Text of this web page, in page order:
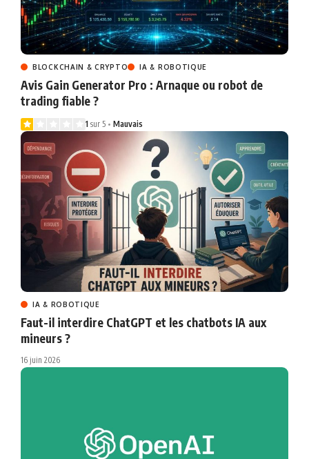
BLOCKCHAIN & CRYPTO IA & ROBOTIQUE
Avis Gain Generator Pro : Arnaque ou robot de
trading fiable ?
1 sur 5 Mauvais
IA & ROBOTIQUE
Faut-il interdire ChatGPT et les chatbots IA aux
mineurs ?
16 juin 2026